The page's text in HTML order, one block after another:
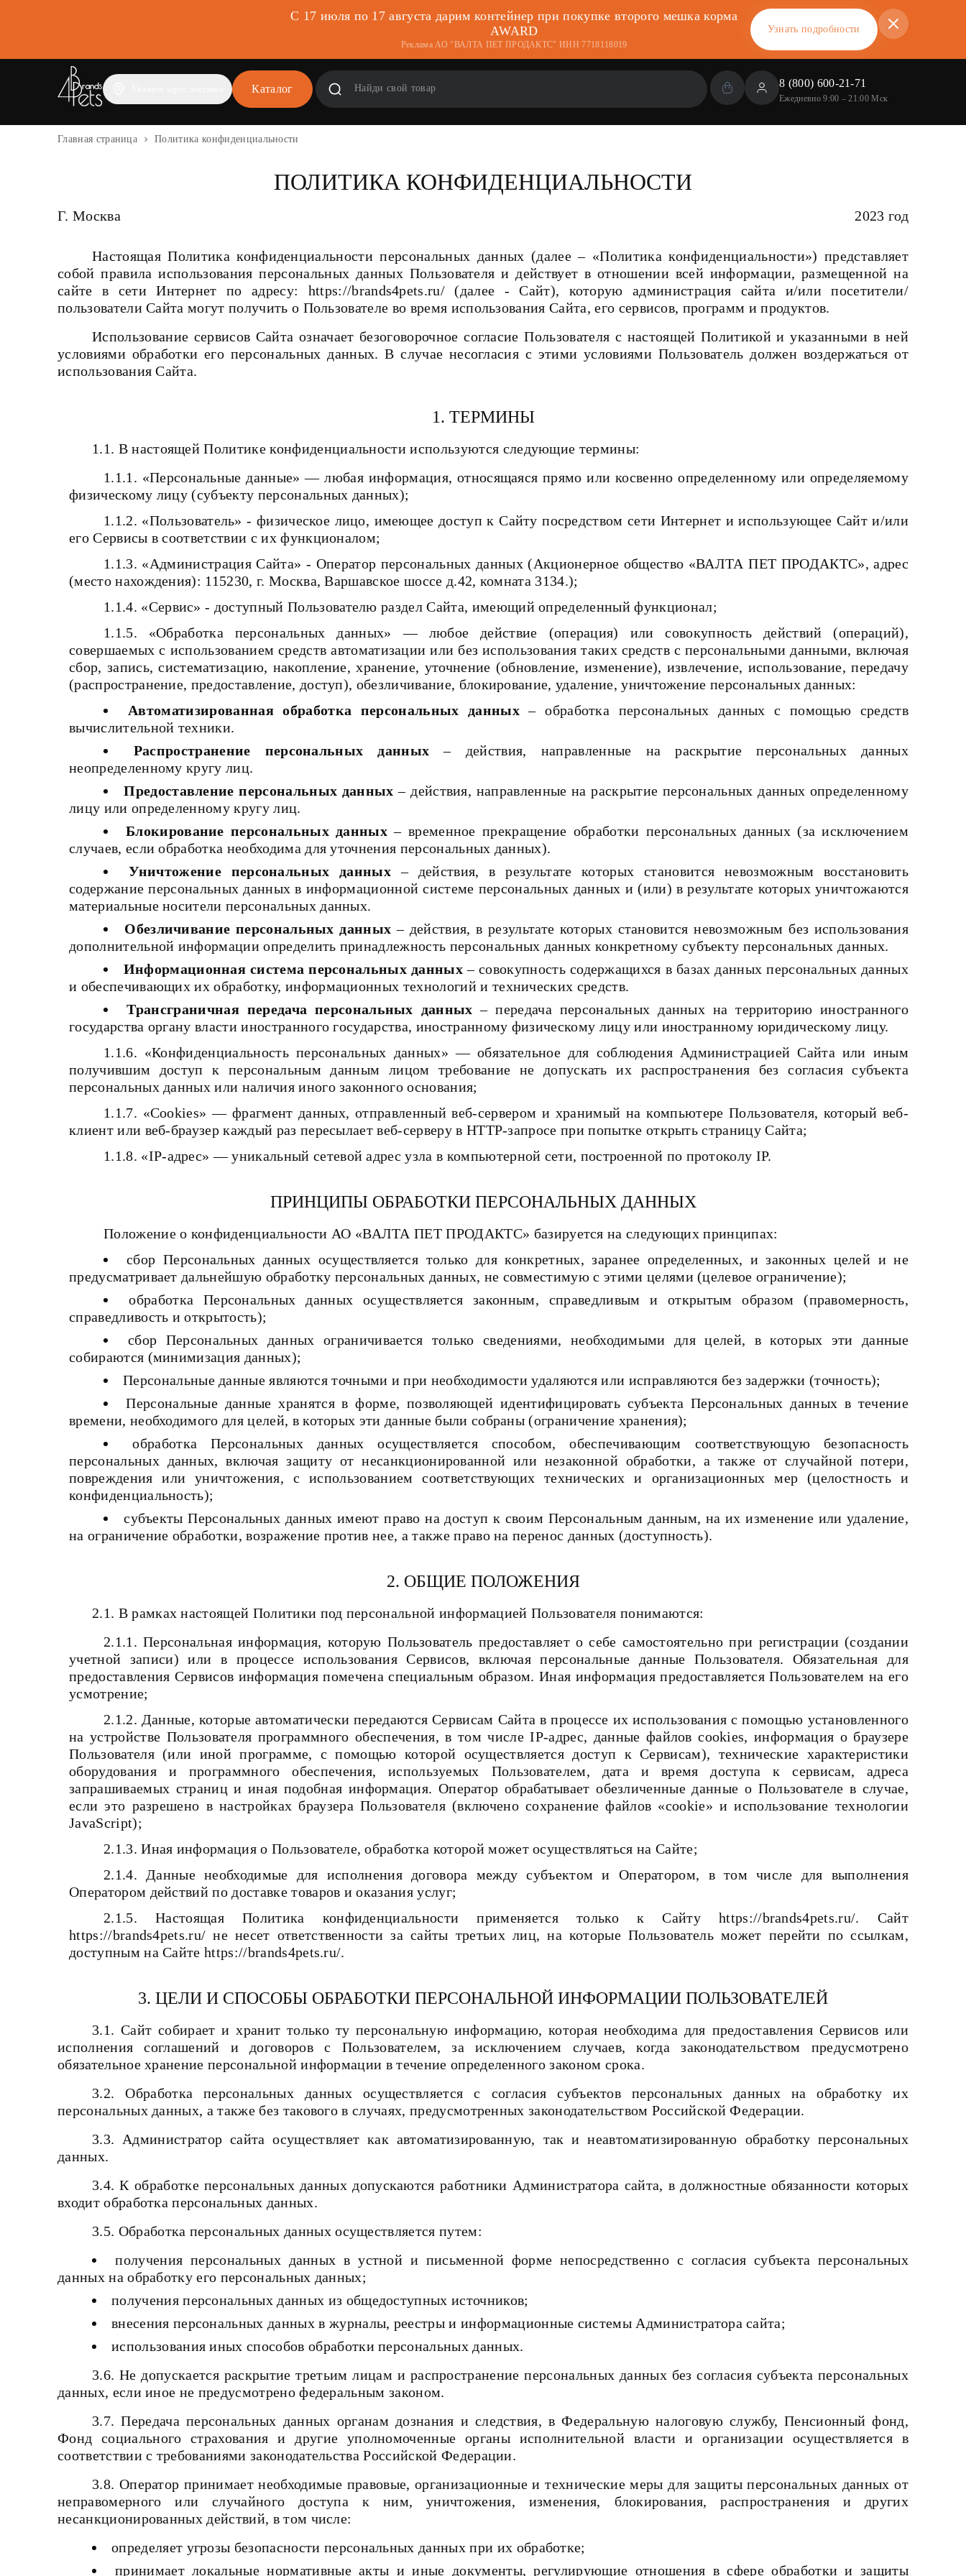
С 17 июля по 17 августа дарим контейнер при покупке второго мешка корма
AWARD
Реклама АО "ВАЛТА ПЕТ ПРОДАКТС" ИНН 7718118019
Узнать подробности
Каталог 8 (800) 600-21-71
Ежедневно 9:00 – 21:00 Мск
Главная страница Политика конфиденциальности
ПОЛИТИКА КОНФИДЕНЦИАЛЬНОСТИ
Г. Москва 2023 год
Настоящая Политика конфиденциальности персональных данных (далее – «Политика конфиденциальности») представляет
собой правила использования персональных данных Пользователя и действует в отношении всей информации, размещенной на
сайте в сети Интернет по адресу: https://brands4pets.ru/ (далее - Сайт), которую администрация сайта и/или посетители/
пользователи Сайта могут получить о Пользователе во время использования Сайта, его сервисов, программ и продуктов.
Использование сервисов Сайта означает безоговорочное согласие Пользователя с настоящей Политикой и указанными в ней
условиями обработки его персональных данных. В случае несогласия с этими условиями Пользователь должен воздержаться от
использования Сайта.
1. ТЕРМИНЫ
1.1. В настоящей Политике конфиденциальности используются следующие термины:
1.1.1. «Персональные данные» — любая информация, относящаяся прямо или косвенно определенному или определяемому
физическому лицу (субъекту персональных данных);
1.1.2. «Пользователь» - физическое лицо, имеющее доступ к Сайту посредством сети Интернет и использующее Сайт и/или
его Сервисы в соответствии с их функционалом;
1.1.3. «Администрация Сайта» - Оператор персональных данных (Акционерное общество «ВАЛТА ПЕТ ПРОДАКТС», адрес
(место нахождения): 115230, г. Москва, Варшавское шоссе д.42, комната 3134.);
1.1.4. «Сервис» - доступный Пользователю раздел Сайта, имеющий определенный функционал;
1.1.5. «Обработка персональных данных» — любое действие (операция) или совокупность действий (операций),
совершаемых с использованием средств автоматизации или без использования таких средств с персональными данными, включая
сбор, запись, систематизацию, накопление, хранение, уточнение (обновление, изменение), извлечение, использование, передачу
(распространение, предоставление, доступ), обезличивание, блокирование, удаление, уничтожение персональных данных:
Автоматизированная обработка персональных данных– обработка персональных данных с помощью средств
вычислительной техники.
Распространение персональных данных – действия, направленные на раскрытие персональных данных
неопределенному кругу лиц.
Предоставление персональных данных – действия, направленные на раскрытие персональных данных определенному
лицу или определенному кругу лиц.
Блокирование персональных данных – временное прекращение обработки персональных данных (за исключением
случаев, если обработка необходима для уточнения персональных данных).
Уничтожение персональных данных – действия, в результате которых становится невозможным восстановить
содержание персональных данных в информационной системе персональных данных и (или) в результате которых уничтожаются
материальные носители персональных данных.
Обезличивание персональных данных – действия, в результате которых становится невозможным без использования
дополнительной информации определить принадлежность персональных данных конкретному субъекту персональных данных.
Информационная система персональных данных– совокупность содержащихся в базах данных персональных данных
и обеспечивающих их обработку, информационных технологий и технических средств.
Трансграничная передача персональных данных – передача персональных данных на территорию иностранного
государства органу власти иностранного государства, иностранному физическому лицу или иностранному юридическому лицу.
1.1.6. «Конфиденциальность персональных данных» — обязательное для соблюдения Администрацией Сайта или иным
получившим доступ к персональным данным лицом требование не допускать их распространения без согласия субъекта
персональных данных или наличия иного законного основания;
1.1.7. «Cookies» — фрагмент данных, отправленный веб-сервером и хранимый на компьютере Пользователя, который веб-
клиент или веб-браузер каждый раз пересылает веб-серверу в HTTP-запросе при попытке открыть страницу Сайта;
1.1.8. «IP-адрес» — уникальный сетевой адрес узла в компьютерной сети, построенной по протоколу IP.
ПРИНЦИПЫ ОБРАБОТКИ ПЕРСОНАЛЬНЫХ ДАННЫХ
Положение о конфиденциальности АО «ВАЛТА ПЕТ ПРОДАКТС» базируется на следующих принципах:
сбор Персональных данных осуществляется только для конкретных, заранее определенных, и законных целей и не
предусматривает дальнейшую обработку персональных данных, не совместимую с этими целями (целевое ограничение);
обработка Персональных данных осуществляется законным, справедливым и открытым образом (правомерность,
справедливость и открытость);
сбор Персональных данных ограничивается только сведениями, необходимыми для целей, в которых эти данные
собираются (минимизация данных);
Персональные данные являются точными и при необходимости удаляются или исправляются без задержки (точность);
Персональные данные хранятся в форме, позволяющей идентифицировать субъекта Персональных данных в течение
времени, необходимого для целей, в которых эти данные были собраны (ограничение хранения);
обработка Персональных данных осуществляется способом, обеспечивающим соответствующую безопасность
персональных данных, включая защиту от несанкционированной или незаконной обработки, а также от случайной потери,
повреждения или уничтожения, с использованием соответствующих технических и организационных мер (целостность и
конфиденциальность);
субъекты Персональных данных имеют право на доступ к своим Персональным данным, на их изменение или удаление,
на ограничение обработки, возражение против нее, а также право на перенос данных (доступность).
2. ОБЩИЕ ПОЛОЖЕНИЯ
2.1. В рамках настоящей Политики под персональной информацией Пользователя понимаются:
2.1.1. Персональная информация, которую Пользователь предоставляет о себе самостоятельно при регистрации (создании
учетной записи) или в процессе использования Сервисов, включая персональные данные Пользователя. Обязательная для
предоставления Сервисов информация помечена специальным образом. Иная информация предоставляется Пользователем на его
усмотрение;
2.1.2. Данные, которые автоматически передаются Сервисам Сайта в процессе их использования с помощью установленного
на устройстве Пользователя программного обеспечения, в том числе IP-адрес, данные файлов cookies, информация о браузере
Пользователя (или иной программе, с помощью которой осуществляется доступ к Сервисам), технические характеристики
оборудования и программного обеспечения, используемых Пользователем, дата и время доступа к сервисам, адреса
запрашиваемых страниц и иная подобная информация. Оператор обрабатывает обезличенные данные о Пользователе в случае,
если это разрешено в настройках браузера Пользователя (включено сохранение файлов «cookie» и использование технологии
JavaScript);
2.1.3. Иная информация о Пользователе, обработка которой может осуществляться на Сайте;
2.1.4. Данные необходимые для исполнения договора между субъектом и Оператором, в том числе для выполнения
Оператором действий по доставке товаров и оказания услуг;
2.1.5. Настоящая Политика конфиденциальности применяется только к Сайту https://brands4pets.ru/. Сайт
https://brands4pets.ru/ не несет ответственности за сайты третьих лиц, на которые Пользователь может перейти по ссылкам,
доступным на Сайте https://brands4pets.ru/.
3. ЦЕЛИ И СПОСОБЫ ОБРАБОТКИ ПЕРСОНАЛЬНОЙ ИНФОРМАЦИИ ПОЛЬЗОВАТЕЛЕЙ
3.1. Сайт собирает и хранит только ту персональную информацию, которая необходима для предоставления Сервисов или
исполнения соглашений и договоров с Пользователем, за исключением случаев, когда законодательством предусмотрено
обязательное хранение персональной информации в течение определенного законом срока.
3.2. Обработка персональных данных осуществляется с согласия субъектов персональных данных на обработку их
персональных данных, а также без такового в случаях, предусмотренных законодательством Российской Федерации.
3.3. Администратор сайта осуществляет как автоматизированную, так и неавтоматизированную обработку персональных
данных.
3.4. К обработке персональных данных допускаются работники Администратора сайта, в должностные обязанности которых
входит обработка персональных данных.
3.5. Обработка персональных данных осуществляется путем:
получения персональных данных в устной и письменной форме непосредственно с согласия субъекта персональных
данных на обработку его персональных данных;
получения персональных данных из общедоступных источников;
внесения персональных данных в журналы, реестры и информационные системы Администратора сайта;
использования иных способов обработки персональных данных.
3.6. Не допускается раскрытие третьим лицам и распространение персональных данных без согласия субъекта персональных
данных, если иное не предусмотрено федеральным законом.
3.7. Передача персональных данных органам дознания и следствия, в Федеральную налоговую службу, Пенсионный фонд,
Фонд социального страхования и другие уполномоченные органы исполнительной власти и организации осуществляется в
соответствии с требованиями законодательства Российской Федерации.
3.8. Оператор принимает необходимые правовые, организационные и технические меры для защиты персональных данных от
неправомерного или случайного доступа к ним, уничтожения, изменения, блокирования, распространения и других
несанкционированных действий, в том числе:
определяет угрозы безопасности персональных данных при их обработке;
принимает локальные нормативные акты и иные документы, регулирующие отношения в сфере обработки и защиты